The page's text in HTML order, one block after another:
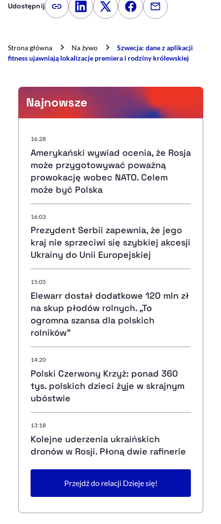
Najnowsze
16:28
Amerykański wywiad ocenia, że Rosja
może przygotowywać poważną
prowokację wobec NATO. Celem
może być Polska
16:03
Prezydent Serbii zapewnia, że jego
kraj nie sprzeciwi się szybkiej akcesji
Ukrainy do Unii Europejskiej
15:05
Elewarr dostał dodatkowe 120 mln zł
na skup płodów rolnych. „To
ogromna szansa dla polskich
rolników”
14:20
Polski Czerwony Krzyż: ponad 360
tys. polskich dzieci żyje w skrajnym
ubóstwie
13:18
Kolejne uderzenia ukraińskich
dronów w Rosji. Płoną dwie rafinerie
Przejdź do relacji Dzieje się!
Udostępnij Kopiuj link artykułu
Udostępnij na LinkedIn
Udostępnij na Twitterze
Udostępnij na
Udostępnij
Strona główna Na żywo
Szwecja: dane z aplikacji
fitness ujawniają lokalizacje premiera i rodziny królewskiej